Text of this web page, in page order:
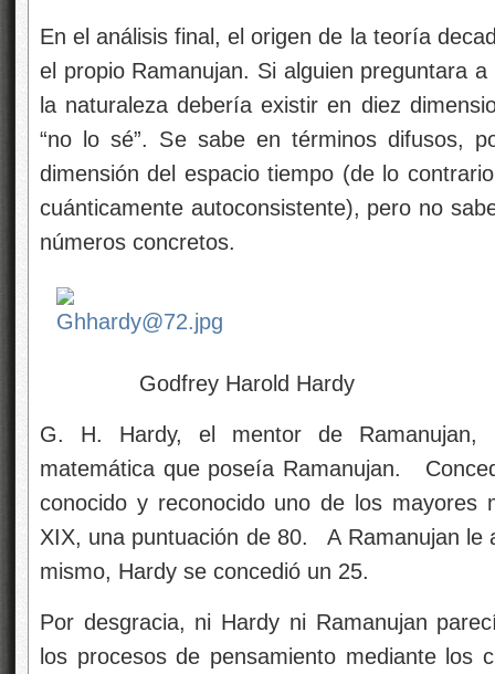
En el análisis final, el origen de la teoría
el propio Ramanujan. Si alguien preguntara
la naturaleza debería existir en diez
“no lo sé”. Se sabe en términos difusos,
dimensión del espacio tiempo (de lo
cuánticamente autoconsistente), pero no
números concretos.
Godfrey Harold Hardy
G. H. Hardy, el mentor de
matemática que poseía Ramanujan.
conocido y reconocido uno de los mayores
XIX, una puntuación de 80. A Ramanujan le
mismo, Hardy se concedió un 25.
Por desgracia, ni Hardy ni Ramanujan
los procesos de pensamiento mediante los